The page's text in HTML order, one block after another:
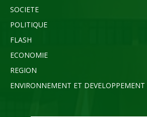
SOCIETE
POLITIQUE
FLASH
ECONOMIE
REGION
ENVIRONNEMENT ET DEVELOPPEMENT